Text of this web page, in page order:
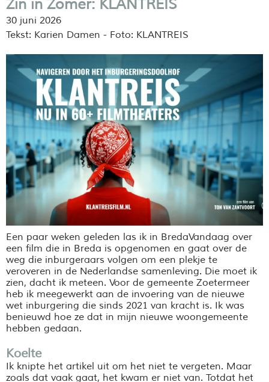
Zin in Zomer: KLANTREIS
30 juni 2026
Tekst: Karien Damen - Foto: KLANTREIS
Een paar weken geleden las ik in BredaVandaag over
een film die in Breda is opgenomen en gaat over de
weg die inburgeraars volgen om een plekje te
veroveren in de Nederlandse samenleving. Die moet ik
zien, dacht ik meteen. Voor de gemeente Zoetermeer
heb ik meegewerkt aan de invoering van de nieuwe
wet inburgering die sinds 2021 van kracht is. Ik was
benieuwd hoe ze dat in mijn nieuwe woongemeente
hebben gedaan.
Koelte
Ik knipte het artikel uit om het niet te vergeten. Maar
zoals dat vaak gaat, het kwam er niet van. Totdat het